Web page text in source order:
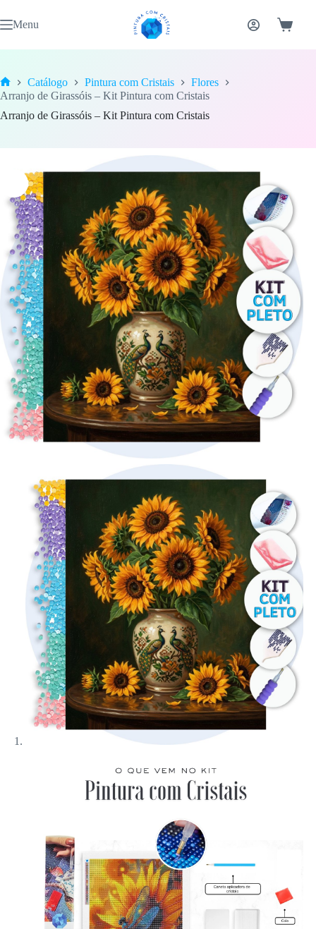
para
o
Menu Carrinho
Home
Catálogo Pintura com Cristais
Flores
Arranjo de Girassóis – Kit Pintura com Cristais
Arranjo de Girassóis – Kit Pintura com Cristais